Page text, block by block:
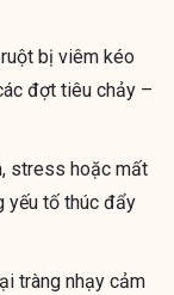
bị viêm kéo
đợt tiêu chảy –
stress hoặc mất
yếu tố thúc đẩy
tràng nhạy cảm